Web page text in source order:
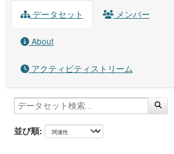
データセット メンバー
About
アクティビティストリーム
並び順